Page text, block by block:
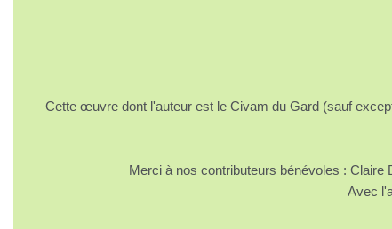
Cette œuvre dont l'auteur est le Civam du Gard (sauf
Merci à nos contributeurs bénévoles :
Avec